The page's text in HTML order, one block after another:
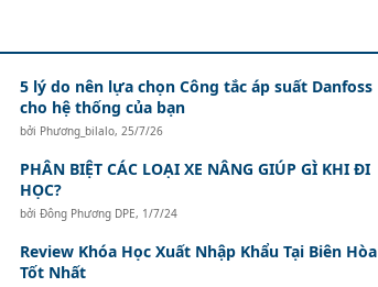
5 lý do nên lựa chọn Công tắc áp suất Danfoss
cho hệ thống của bạn
bởi Phương_bilalo, 25/7/26
PHÂN BIỆT CÁC LOẠI XE NÂNG GIÚP GÌ KHI ĐI
HỌC?
bởi Đông Phương DPE, 1/7/24
Review Khóa Học Xuất Nhập Khẩu Tại Biên Hòa
Tốt Nhất